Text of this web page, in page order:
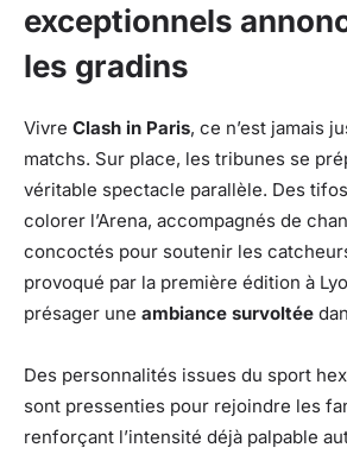
exceptionnels
les gradins
Vivre Clash in Paris, ce n’est jamais
matchs. Sur place, les tribunes se
véritable spectacle parallèle. Des
colorer l’Arena, accompagnés de
concoctés pour soutenir les
provoqué par la première édition à
présager une ambiance survoltée
Des personnalités issues du sport
sont pressenties pour rejoindre les
renforçant l’intensité déjà palpable